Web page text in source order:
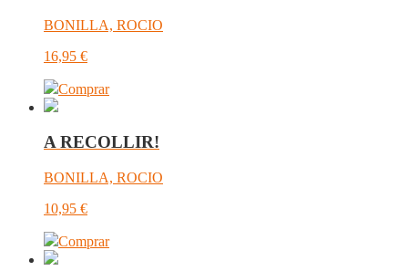
BONILLA, ROCIO
16,95 €
Comprar
A RECOLLIR!
BONILLA, ROCIO
10,95 €
Comprar